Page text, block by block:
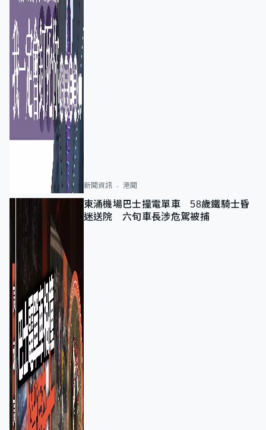
新聞資訊 港聞
東涌機場巴士撞電單車 58歲鐵騎士昏
迷送院 六旬車長涉危駕被捕